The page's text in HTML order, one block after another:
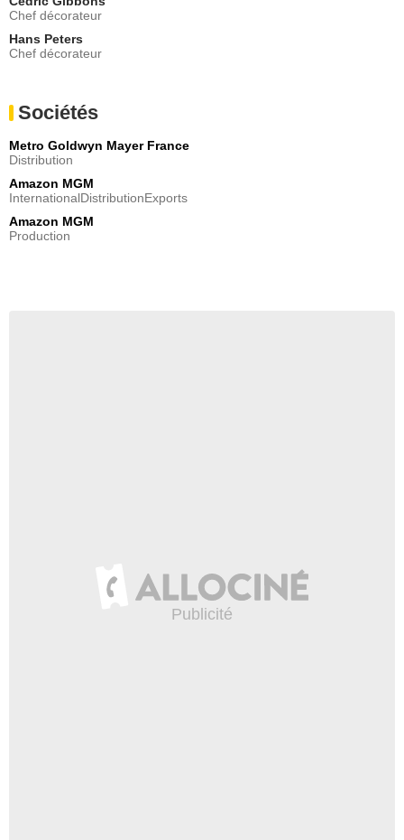
Chef décorateur
Hans Peters
Chef décorateur
Sociétés
Metro Goldwyn Mayer France
Distribution
Amazon MGM
InternationalDistributionExports
Amazon MGM
Production